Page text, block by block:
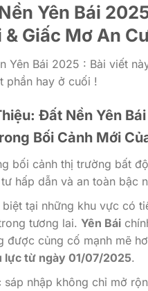
Yên Bái
& Giấc Mơ An
Yên Bái 2025 : Bài viết
phần hay ở cuối !
Đất Nền Yên
Bối Cảnh Mới
bối cảnh thị trường bất
hấp dẫn và an toàn bậc
tại những khu vực có
tương lai. Yên Bái
được củng cố mạnh mẽ
lực từ ngày 01/07/2025.
sáp nhập không chỉ mở